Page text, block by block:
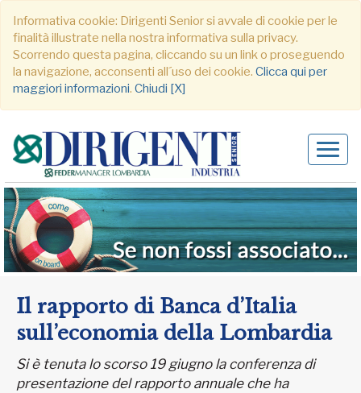
Informativa cookie: Dirigenti Senior si avvale di cookie per le
finalità illustrate nella nostra informativa sulla privacy.
Scorrendo questa pagina, cliccando su un link o proseguendo
la navigazione, acconsenti all´uso dei cookie. Clicca qui per
maggiori informazioni. Chiudi [X]
Il rapporto di Banca d’Italia
sull’economia della Lombardia
Si è tenuta lo scorso 19 giugno la conferenza di
presentazione del rapporto annuale che ha